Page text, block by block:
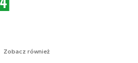
Zobacz również